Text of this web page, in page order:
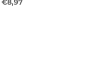
€8,97